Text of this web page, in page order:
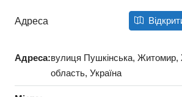
Адреса
Адреса:вулиця Пушкінська,
область, Україна